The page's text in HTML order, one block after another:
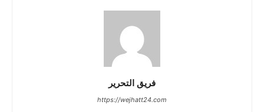
فريق التحرير
https://wejhatt24.com